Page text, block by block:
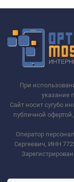
При
указание
Сайт носит сугубо
публичной
Оператор
Сергеевич, ИНН